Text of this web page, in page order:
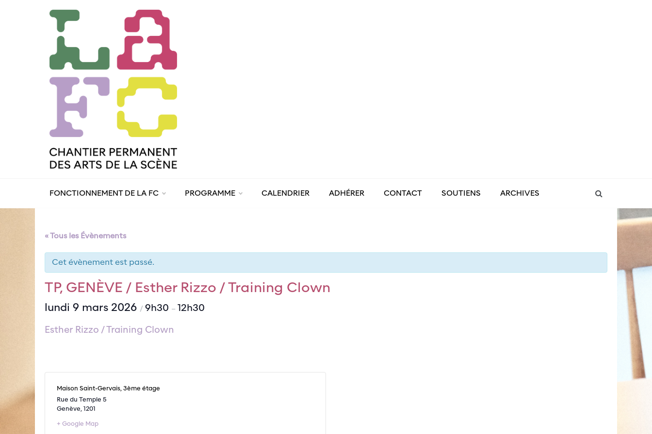
FONCTIONNEMENT DE LA FC PROGRAMME CALENDRIER ADHÉRER CONTACT SOUTIENS ARCHIVES
« Tous les Évènements
Cet évènement est passé.
TP, GENÈVE / Esther Rizzo / Training Clown
lundi 9 mars 2026 / 9h30 – 12h30
Esther Rizzo / Training Clown
Maison Saint-Gervais, 3ème étage
Rue du Temple 5
Genève 1201
+ Google Map